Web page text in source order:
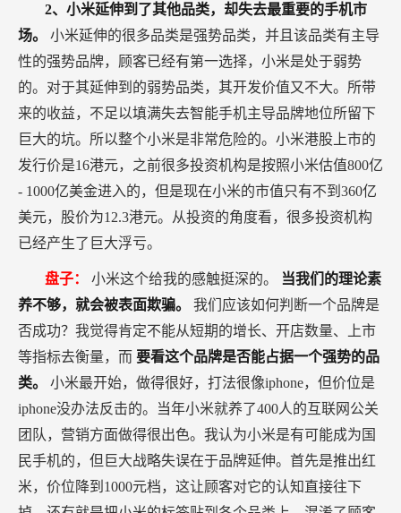
2、小米延伸到了其他品类，却失去最重要的手机市
场。 小米延伸的很多品类是强势品类，并且该品类有主导
性的强势品牌，顾客已经有第一选择，小米是处于弱势
的。对于其延伸到的弱势品类，其开发价值又不大。所带
来的收益，不足以填满失去智能手机主导品牌地位所留下
巨大的坑。所以整个小米是非常危险的。小米港股上市的
发行价是16港元，之前很多投资机构是按照小米估值800亿
- 1000亿美金进入的，但是现在小米的市值只有不到360亿
美元，股价为12.3港元。从投资的角度看，很多投资机构
已经产生了巨大浮亏。
盘子： 小米这个给我的感触挺深的。
当我们的理论素
养不够，就会被表面欺骗。 我们应该如何判断一个品牌是
否成功？我觉得肯定不能从短期的增长、开店数量、上市
等指标去衡量，而 要看这个品牌是否能占据一个强势的品
类。 小米最开始，做得很好，打法很像iphone，但价位是
iphone没办法反击的。当年小米就养了400人的互联网公关
团队，营销方面做得很出色。我认为小米是有可能成为国
民手机的，但巨大战略失误在于品牌延伸。首先是推出红
米，价位降到1000元档，这让顾客对它的认知直接往下